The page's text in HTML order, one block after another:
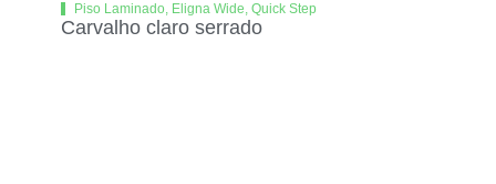
Piso Laminado, Eligna Wide, Quick Step
Carvalho claro serrado